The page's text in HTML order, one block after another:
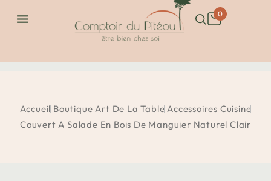
 0
Accueil Boutique Art De La Table Accessoires Cuisine
Couvert A Salade En Bois De Manguier Naturel Clair